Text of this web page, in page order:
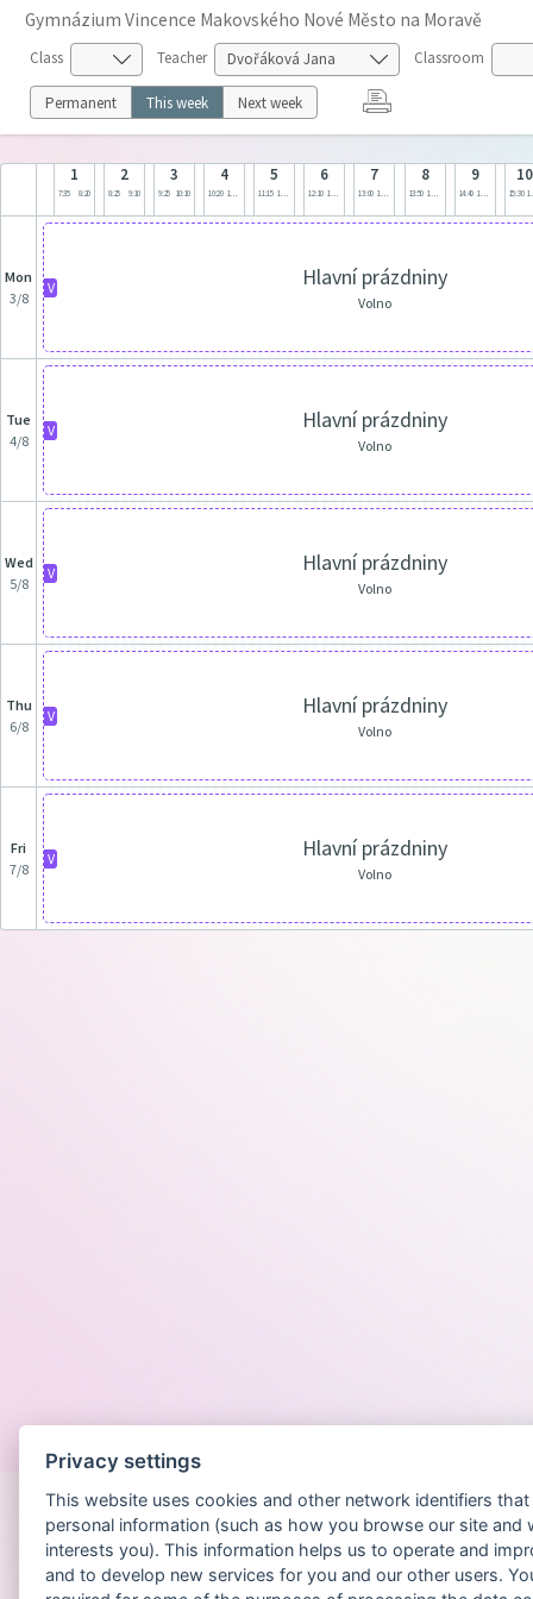
Gymnázium Vincence Makovského Nové Město na Moravě
Class Teacher Classroom
Permanent This week Next week
1
7:35 8:20
2
8:25 9:10
3
9:25 10:10
4
10:20 11:05
5
11:15 12:00
6
12:10 12:55
7
13:00 13:45
8
13:50 14:35
9
14:40 15:25
10
15:30
Mon
3/8
V Hlavní prázdniny
Volno
Tue
4/8
V Hlavní prázdniny
Volno
Wed
5/8
V Hlavní prázdniny
Volno
Thu
6/8
V Hlavní prázdniny
Volno
Fri
7/8
V Hlavní prázdniny
Volno
Privacy settings
This website uses cookies and other network identifiers
personal information (such as how you browse our site and
interests you). This information helps us to operate and
and to develop new services for you and our other users.